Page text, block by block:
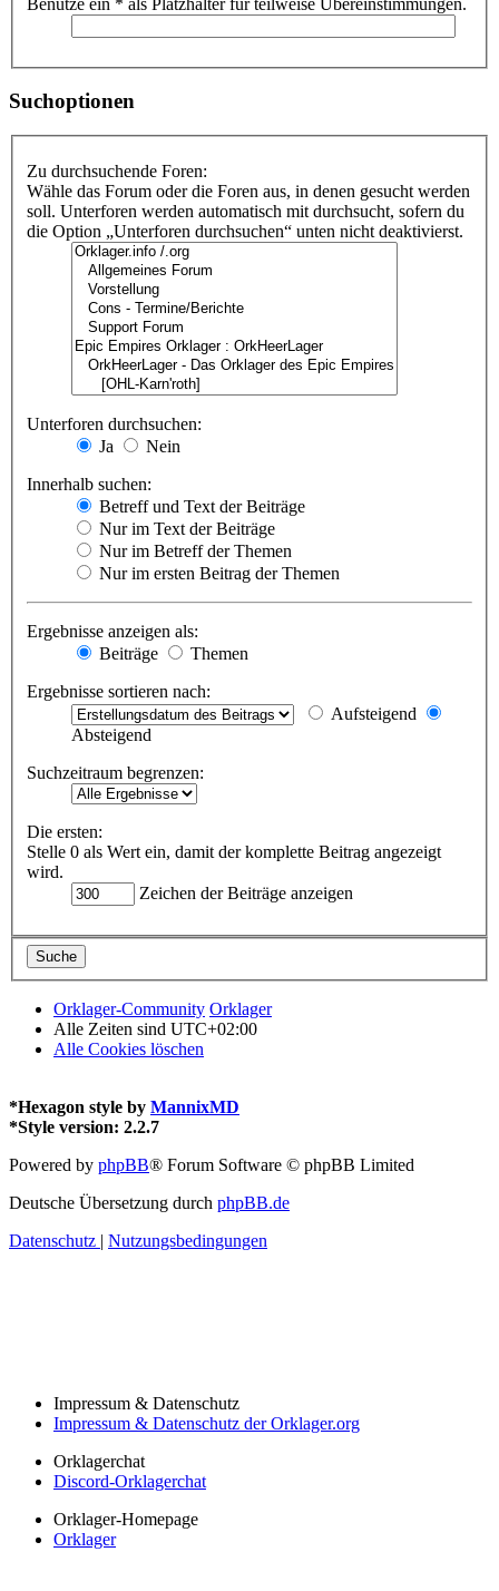
Suchoptionen
Zu durchsuchende Foren:
Wähle das Forum oder die Foren aus, in denen gesucht werden
soll. Unterforen werden automatisch mit durchsucht, sofern du
die Option „Unterforen durchsuchen“ unten nicht deaktivierst.
Unterforen durchsuchen:
Ja
Nein
Innerhalb suchen:
Betreff und Text der Beiträge
Nur im Text der Beiträge
Nur im Betreff der Themen
Nur im ersten Beitrag der Themen
Ergebnisse anzeigen als:
Beiträge
Themen
Ergebnisse sortieren nach:
Aufsteigend
Absteigend
Suchzeitraum begrenzen:
Die ersten:
Stelle 0 als Wert ein, damit der komplette Beitrag angezeigt
wird.
Zeichen der Beiträge anzeigen
Orklager-Community Orklager
Alle Zeiten sind UTC+02:00
Alle Cookies löschen
*Hexagon style by MannixMD
*Style version: 2.2.7
Powered by phpBB® Forum Software © phpBB Limited
Deutsche Übersetzung durch phpBB.de
Datenschutz | Nutzungsbedingungen
Impressum & Datenschutz
Impressum & Datenschutz der Orklager.org
Orklagerchat
Discord-Orklagerchat
Orklager-Homepage
Orklager